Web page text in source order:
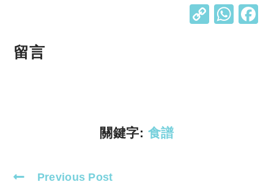
C W
留言
關鍵字: 食譜
Read
Previous Post